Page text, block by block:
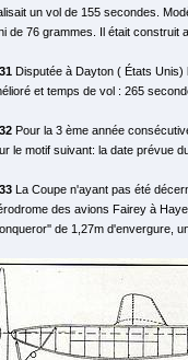
un vol de 155 secondes.
de 76 grammes. Il était construit
Disputée à Dayton ( États Unis)
et temps de vol : 265
Pour la 3 ème année
le motif suivant: la date prévue
La Coupe n'ayant pas été
des avions Fairey à
de 1,27m d'envergure,